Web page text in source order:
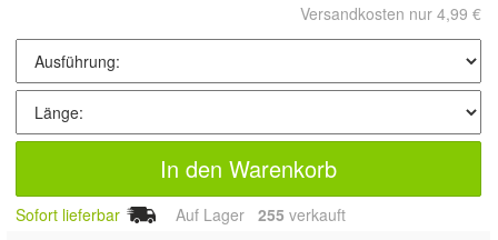
Versandkosten nur 4,99 €
In den Warenkorb
Sofort lieferbar Auf Lager 255 verkauft